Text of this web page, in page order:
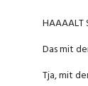
HAAAALT
Das mit
Tja, mit